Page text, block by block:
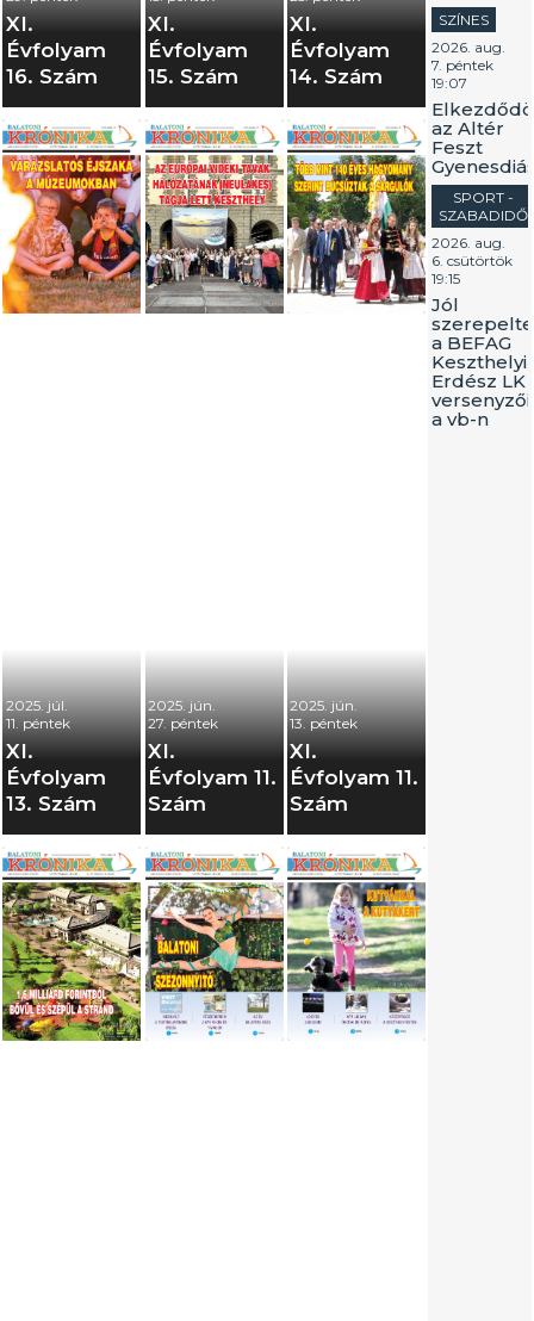
XI.
Évfolyam
16. Szám
XI.
Évfolyam
15. Szám
XI.
Évfolyam
14. Szám
2025. júl.
11. péntek
XI.
Évfolyam
13. Szám
2025. jún.
27. péntek
XI.
Évfolyam 11.
Szám
2025. jún.
13. péntek
XI.
Évfolyam 11.
Szám
SZÍNES
2026. aug.
7. péntek
19:07
az Altér
Feszt
SPORT -
SZABADIDŐ
2026. aug.
6. csütörtök
19:15
Jól
a BEFAG
Keszthelyi
Erdész LK
versenyzői
a vb-n